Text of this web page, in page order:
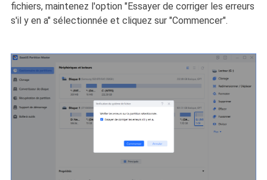
fichiers, maintenez l'option "Essayer de corriger les erreurs
s'il y en a" sélectionnée et cliquez sur "Commencer".